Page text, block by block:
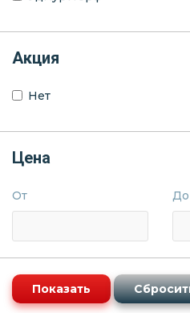
Акция
Нет
Цена
От До